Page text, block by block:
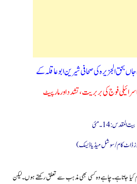
بحق الجزیرہ کی صحافی شیرین ابوعاقلہ کے
فوج کی بربریت،تشدد اور مارپیٹ
بیت المقدس: 14۔مئی
کام/سوشل میڈیا ڈیسک)
کیا جاتاہے۔چاہے وہ کسی بھی مذہب سے تعلق رکھتے ہوں۔لیکن